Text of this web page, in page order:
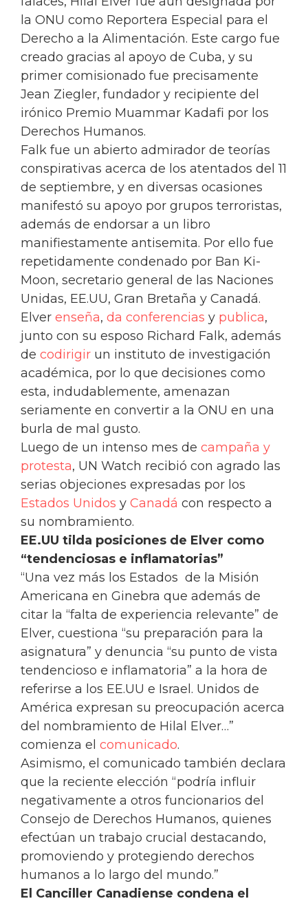
la ONU como Reportera Especial para el
Derecho a la Alimentación. Este cargo fue
creado gracias al apoyo de Cuba, y su
primer comisionado fue precisamente
Jean Ziegler, fundador y recipiente del
irónico Premio Muammar Kadafi por los
Derechos Humanos.
Falk fue un abierto admirador de teorías
conspirativas acerca de los atentados del 11
de septiembre, y en diversas ocasiones
manifestó su apoyo por grupos terroristas,
además de endorsar a un libro
manifiestamente antisemita. Por ello fue
repetidamente condenado por Ban Ki-
Moon, secretario general de las Naciones
Unidas, EE.UU, Gran Bretaña y Canadá.
Elver enseña, da conferencias y publica,
junto con su esposo Richard Falk, además
de codirigir un instituto de investigación
académica, por lo que decisiones como
esta, indudablemente, amenazan
seriamente en convertir a la ONU en una
burla de mal gusto.
Luego de un intenso mes de campaña y
protesta, UN Watch recibió con agrado las
serias objeciones expresadas por los
Estados Unidos y Canadá con respecto a
su nombramiento.
EE.UU tilda posiciones de Elver como
“tendenciosas e inflamatorias”
“Una vez más los Estados de la Misión
Americana en Ginebra que además de
citar la “falta de experiencia relevante” de
Elver, cuestiona “su preparación para la
asignatura” y denuncia “su punto de vista
tendencioso e inflamatoria” a la hora de
referirse a los EE.UU e Israel. Unidos de
América expresan su preocupación acerca
del nombramiento de Hilal Elver…”
comienza el comunicado.
Asimismo, el comunicado también declara
que la reciente elección “podría influir
negativamente a otros funcionarios del
Consejo de Derechos Humanos, quienes
efectúan un trabajo crucial destacando,
promoviendo y protegiendo derechos
humanos a lo largo del mundo.”
El Canciller Canadiense condena el